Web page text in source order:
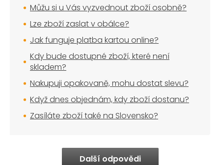
Můžu si u Vás vyzvednout zboží osobně?
Lze zboží zaslat v obálce?
Jak funguje platba kartou online?
Kdy bude dostupné zboží, které není
skladem?
Nakupuji opakovaně, mohu dostat slevu?
Když dnes objednám, kdy zboží dostanu?
Zasíláte zboží také na Slovensko?
Další odpovědi